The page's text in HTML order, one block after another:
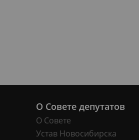
О Совете депутатов
О Совете
Устав Новосибирска